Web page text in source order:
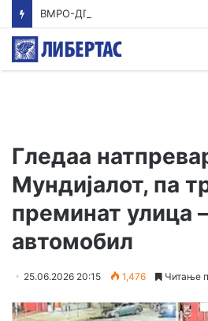
Гледаа
Мундијалот, па
преминат улица
автомобил
25.06.2026 20:15 1,476 Читање